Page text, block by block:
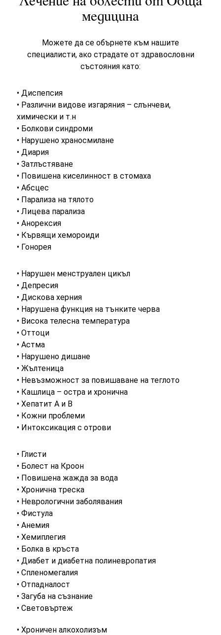
медицина
Можете да се обърнете към нашите
специалисти, ако страдате от здравословни
състояния като:
• Диспепсия
• Различни видове изгаряния – слънчеви,
химически и т.н
• Болкови синдроми
• Нарушено храносмилане
• Диария
• Затлъстяване
• Повишена киселинност в стомаха
• Абсцес
• Парализа на тялото
• Лицева парализа
• Анорексия
• Кървящи хемороиди
• Гонорея
• Нарушен менструален цикъл
• Депресия
• Дискова херния
• Нарушена функция на тънките черва
• Висока телесна температура
• Оттоци
• Астма
• Нарушено дишане
• Жълтеница
• Невъзможност за повишаване на теглото
• Кашлица – остра и хронична
• Хепатит A и B
• Кожни проблеми
• Интоксикация с отрови
• Глисти
• Болест на Кроон
• Повишена жажда за вода
• Хронична треска
• Неврологични заболявания
• Фистула
• Анемия
• Хемиплегия
• Болка в кръста
• Диабет и диабетна полиневропатия
• Спленомегалия
• Отпадналост
• Загуба на съзнание
• Световъртеж
• Хроничен алкохолизъм